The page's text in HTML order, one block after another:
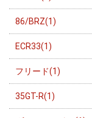
86/BRZ(1)
ECR33(1)
フリード(1)
35GT-R(1)